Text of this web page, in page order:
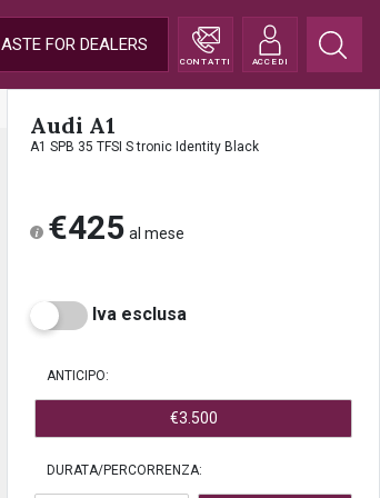
ASTE FOR DEALERS
CONTATTI ACCEDI
Audi A1
A1 SPB 35 TFSI S tronic Identity Black
€425 al mese
Iva esclusa
ANTICIPO:
€3.500
DURATA/PERCORRENZA: